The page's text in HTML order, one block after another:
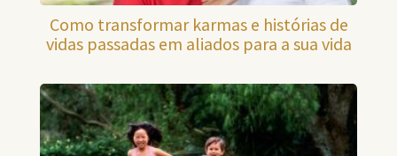
Como transformar karmas e histórias de
vidas passadas em aliados para a sua vida